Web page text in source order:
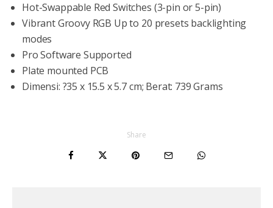
Hot-Swappable Red Switches (3-pin or 5-pin)
Vibrant Groovy RGB Up to 20 presets backlighting
modes
Pro Software Supported
Plate mounted PCB
Dimensi: ?35 x 15.5 x 5.7 cm; Berat: 739 Grams
Share